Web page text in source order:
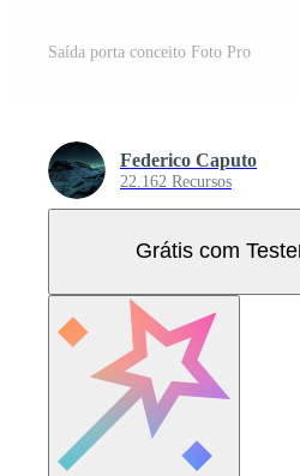
Saída porta conceito Foto Pro
Federico Caputo
22.162 Recursos
Grátis com Teste